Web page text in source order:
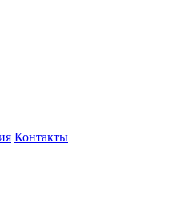
Контакты